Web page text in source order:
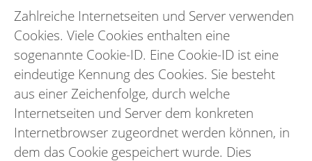
Zahlreiche Internetseiten und Server verwenden
Cookies. Viele Cookies enthalten eine
sogenannte Cookie-ID. Eine Cookie-ID ist eine
eindeutige Kennung des Cookies. Sie besteht
aus einer Zeichenfolge, durch welche
Internetseiten und Server dem konkreten
Internetbrowser zugeordnet werden können, in
dem das Cookie gespeichert wurde. Dies